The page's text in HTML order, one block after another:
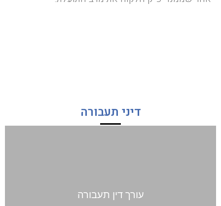
דיני תעבורה
עורך דין תעבורה